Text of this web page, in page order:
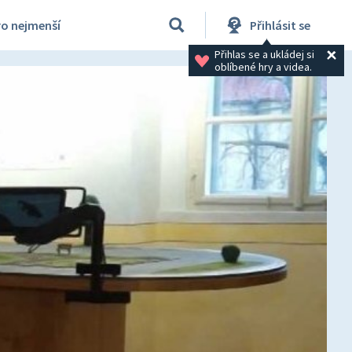
nejmenší Přihlásit se
Přihlas se a ukládej si
oblíbené hry a videa.